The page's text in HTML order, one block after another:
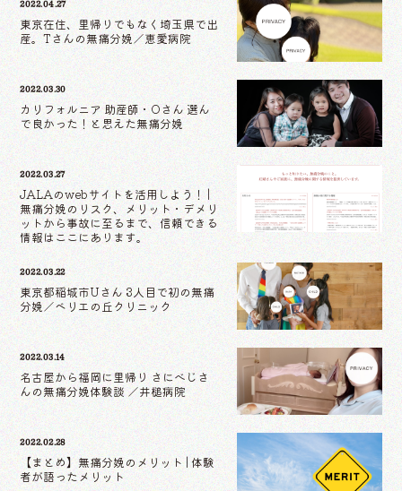
2022.04.27
東京在住、里帰りでもなく埼玉県で出
産。Tさんの無痛分娩／恵愛病院
2022.03.30
カリフォルニア 助産師・Oさん 選ん
で良かった！と思えた無痛分娩
2022.03.27
JALAのwebサイトを活用しよう！ |
無痛分娩のリスク、メリット・デメリ
ットから事故に至るまで、信頼できる
情報はここにあります。
2022.03.22
東京都稲城市Uさん 3人目で初の無痛
分娩／ベリエの丘クリニック
2022.03.14
名古屋から福岡に里帰り さにべじさ
んの無痛分娩体験談 ／井槌病院
2022.02.28
【まとめ】無痛分娩のメリット | 体験
者が語ったメリット